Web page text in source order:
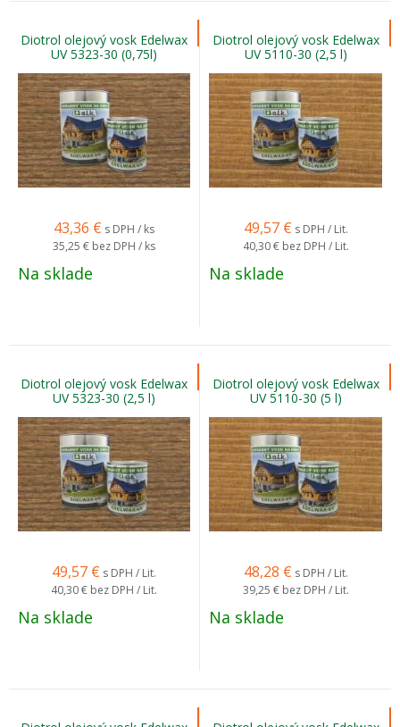
Diotrol olejový vosk Edelwax
UV 5323-30 (0,75l)
43,36 € s DPH / ks
35,25 € bez DPH / ks
Na sklade
Diotrol olejový vosk Edelwax
UV 5110-30 (2,5 l)
49,57 € s DPH / Lit.
40,30 € bez DPH / Lit.
Na sklade
Diotrol olejový vosk Edelwax
UV 5323-30 (2,5 l)
49,57 € s DPH / Lit.
40,30 € bez DPH / Lit.
Na sklade
Diotrol olejový vosk Edelwax
UV 5110-30 (5 l)
48,28 € s DPH / Lit.
39,25 € bez DPH / Lit.
Na sklade